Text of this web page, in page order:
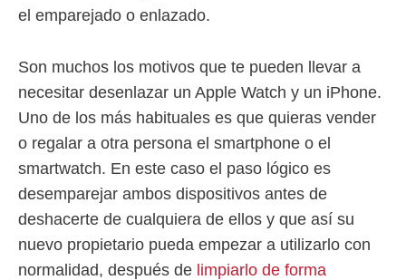
el emparejado o enlazado.
Son muchos los motivos que te pueden llevar a
necesitar desenlazar un Apple Watch y un iPhone.
Uno de los más habituales es que quieras vender
o regalar a otra persona el smartphone o el
smartwatch. En este caso el paso lógico es
desemparejar ambos dispositivos antes de
deshacerte de cualquiera de ellos y que así su
nuevo propietario pueda empezar a utilizarlo con
normalidad, después de limpiarlo de forma